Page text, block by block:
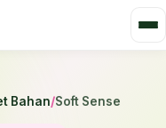
Bahan/Soft Sense